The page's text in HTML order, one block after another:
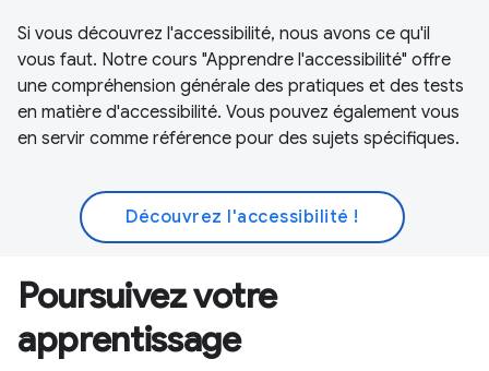
Si vous découvrez l'accessibilité, nous avons ce qu'il
vous faut. Notre cours "Apprendre l'accessibilité" offre
une compréhension générale des pratiques et des tests
en matière d'accessibilité. Vous pouvez également vous
en servir comme référence pour des sujets spécifiques.
Découvrez l'accessibilité !
Poursuivez votre
apprentissage